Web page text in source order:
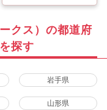
クス）の都道府
探す
岩手県
山形県